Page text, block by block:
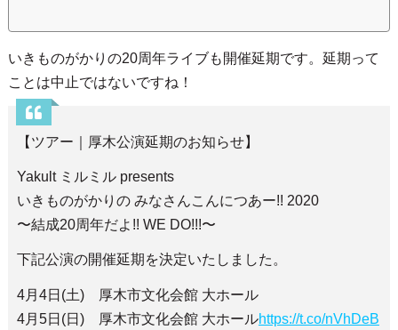
いきものがかりの20周年ライブも開催延期です。延期って
ことは中止ではないですね！
【ツアー｜厚木公演延期のお知らせ】
Yakult ミルミル presents
いきものがかりの みなさんこんにつあー!! 2020
〜結成20周年だよ!! WE DO!!!〜
下記公演の開催延期を決定いたしました。
4月4日(土) 厚木市文化会館 大ホール
4月5日(日) 厚木市文化会館 大ホールhttps://t.co/nVhDeB